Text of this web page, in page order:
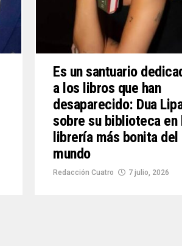
Es un santuario
a los libros que han
desaparecido: Dua
sobre su biblioteca en
librería más bonita del
mundo
Redacción Cuatro 7 julio, 2026